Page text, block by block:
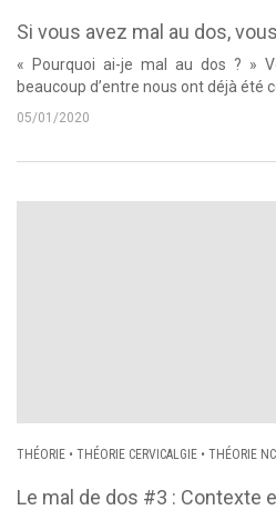
BRACHIALE•DORSALGIE
Si vous avez mal au dos,
« Pourquoi ai-je mal au dos ? »
beaucoup d’entre nous ont déjà été
05/01/2020
THÉORIE • THÉORIE CERVICALGIE • THÉORIE
Le mal de dos #3 : Contexte